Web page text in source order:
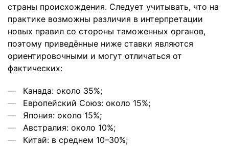
страны происхождения. Следует учитывать, что на
практике возможны различия в интерпретации
новых правил со стороны таможенных органов,
поэтому приведённые ниже ставки являются
ориентировочными и могут отличаться от
фактических:
Канада: около 35%;
Европейский Союз: около 15%;
Япония: около 15%;
Австралия: около 10%;
Китай: в среднем 10–30%;